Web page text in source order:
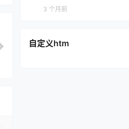
3 个月前
自定义htm